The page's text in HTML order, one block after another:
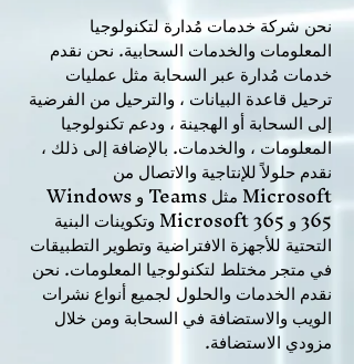
نحن شركة خدمات مُدارة لتكنولوجيا
المعلومات والخدمات السحابية. نحن نقدم
خدمات مُدارة عبر السحابة مثل عمليات
ترحيل قاعدة البيانات ، والترحيل من الفرضية
إلى السحابة أو الهجينة ، ودعم تكنولوجيا
المعلومات ، والخدمات. بالإضافة إلى ذلك ،
نقدم حلولاً للإنتاجية والاتصال من
Microsoft مثل Teams و Windows
365 و Microsoft 365 وتكوينات البنية
التحتية للأجهزة الافتراضية وتطوير التطبيقات
في متجر مختلط لتكنولوجيا المعلومات. نحن
نقدم الخدمات والحلول لجميع أنواع نشرات
الويب والاستضافة في السحابة ومن خلال
مزودي الاستضافة.